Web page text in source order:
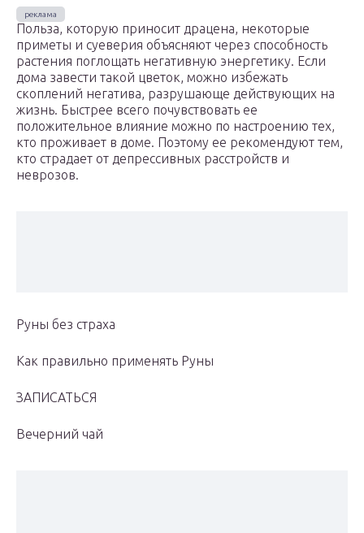
Польза, которую приносит драцена, некоторые
приметы и суеверия объясняют через способность
растения поглощать негативную энергетику. Если
дома завести такой цветок, можно избежать
скоплений негатива, разрушающе действующих на
жизнь. Быстрее всего почувствовать ее
положительное влияние можно по настроению тех,
кто проживает в доме. Поэтому ее рекомендуют тем,
кто страдает от депрессивных расстройств и
неврозов.
Руны без страха
Как правильно применять Руны
ЗАПИСАТЬСЯ
Вечерний чай